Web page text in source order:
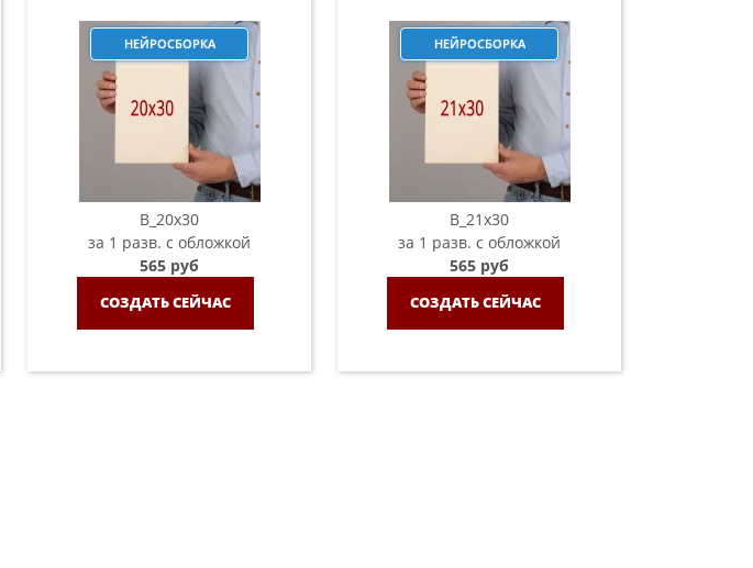
НЕЙРОСБОРКА
B_20х30
за 1 разв. с обложкой
565 руб
СОЗДАТЬ СЕЙЧАС
НЕЙРОСБОРКА
B_21х30
за 1 разв. с обложкой
565 руб
СОЗДАТЬ СЕЙЧАС